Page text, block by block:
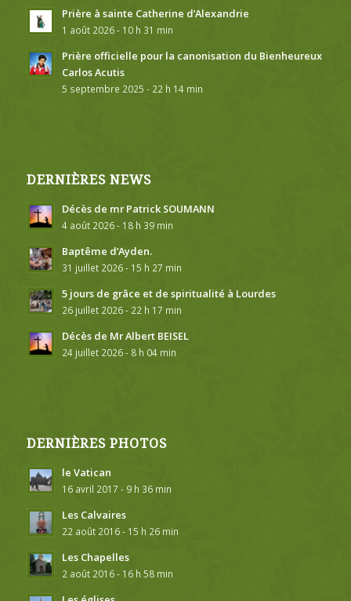
Prière à sainte Catherine d’Alexandrie
1 août 2026 - 10 h 31 min
Prière officielle pour la canonisation du Bienheureux
Carlos Acutis
5 septembre 2025 - 22 h 14 min
DERNIÈRES NEWS
Décès de mr Patrick SOUMANN
4 août 2026 - 18 h 39 min
Baptême d’Ayden.
31 juillet 2026 - 15 h 27 min
5 jours de grâce et de spiritualité à Lourdes
26 juillet 2026 - 22 h 17 min
Décès de Mr Albert BEISEL
24 juillet 2026 - 8 h 04 min
DERNIÈRES PHOTOS
le Vatican
16 avril 2017 - 9 h 36 min
Les Calvaires
22 août 2016 - 15 h 26 min
Les Chapelles
2 août 2016 - 16 h 58 min